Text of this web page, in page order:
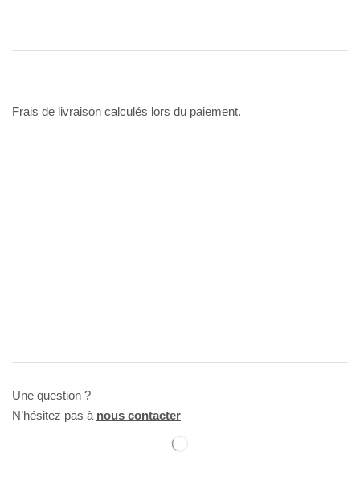
Frais de livraison calculés lors du paiement.
Une question ?
N’hésitez pas à nous contacter